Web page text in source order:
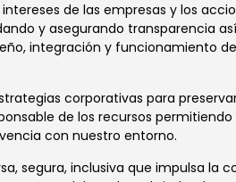
de las empresas y los
y asegurando transparencia
integración y funcionamiento
corporativas para
de los recursos
con nuestro entorno.
segura, inclusiva que impulsa la